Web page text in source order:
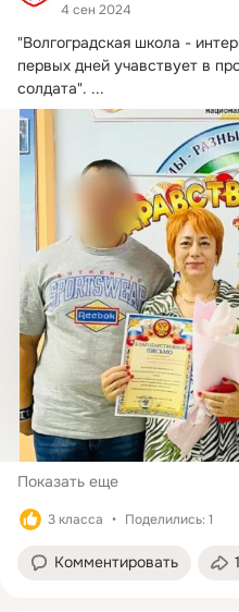
4 сен 2024
"Волгоградская школа -
первых дней учавствует в
солдата". ...
Показать еще
3 класса Поделились: 1
Комментировать 1